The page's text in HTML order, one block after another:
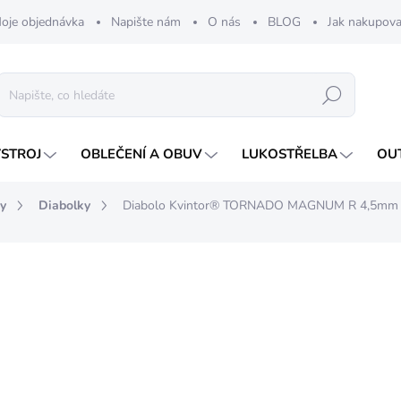
objednávka Napište nám O nás BLOG Jak
Hledat
OBLEČENÍ A OBUV LUKOSTŘELBA
Diabolky Diabolo Kvintor® TORNADO MAGNUM R